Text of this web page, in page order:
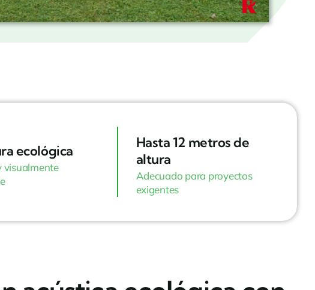
ecológica
visualmente
Hasta 12 metros de
altura
Adecuado para proyectos
exigentes